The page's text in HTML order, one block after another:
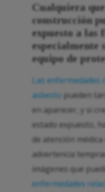
Cualquiera
construcción
expuesto a las
especialmente
equipo de
Las enfermedades
asbesto pueden
en aparecer, y si
estado expuesto,
de atención
advertencia
imágenes que
enfermedades